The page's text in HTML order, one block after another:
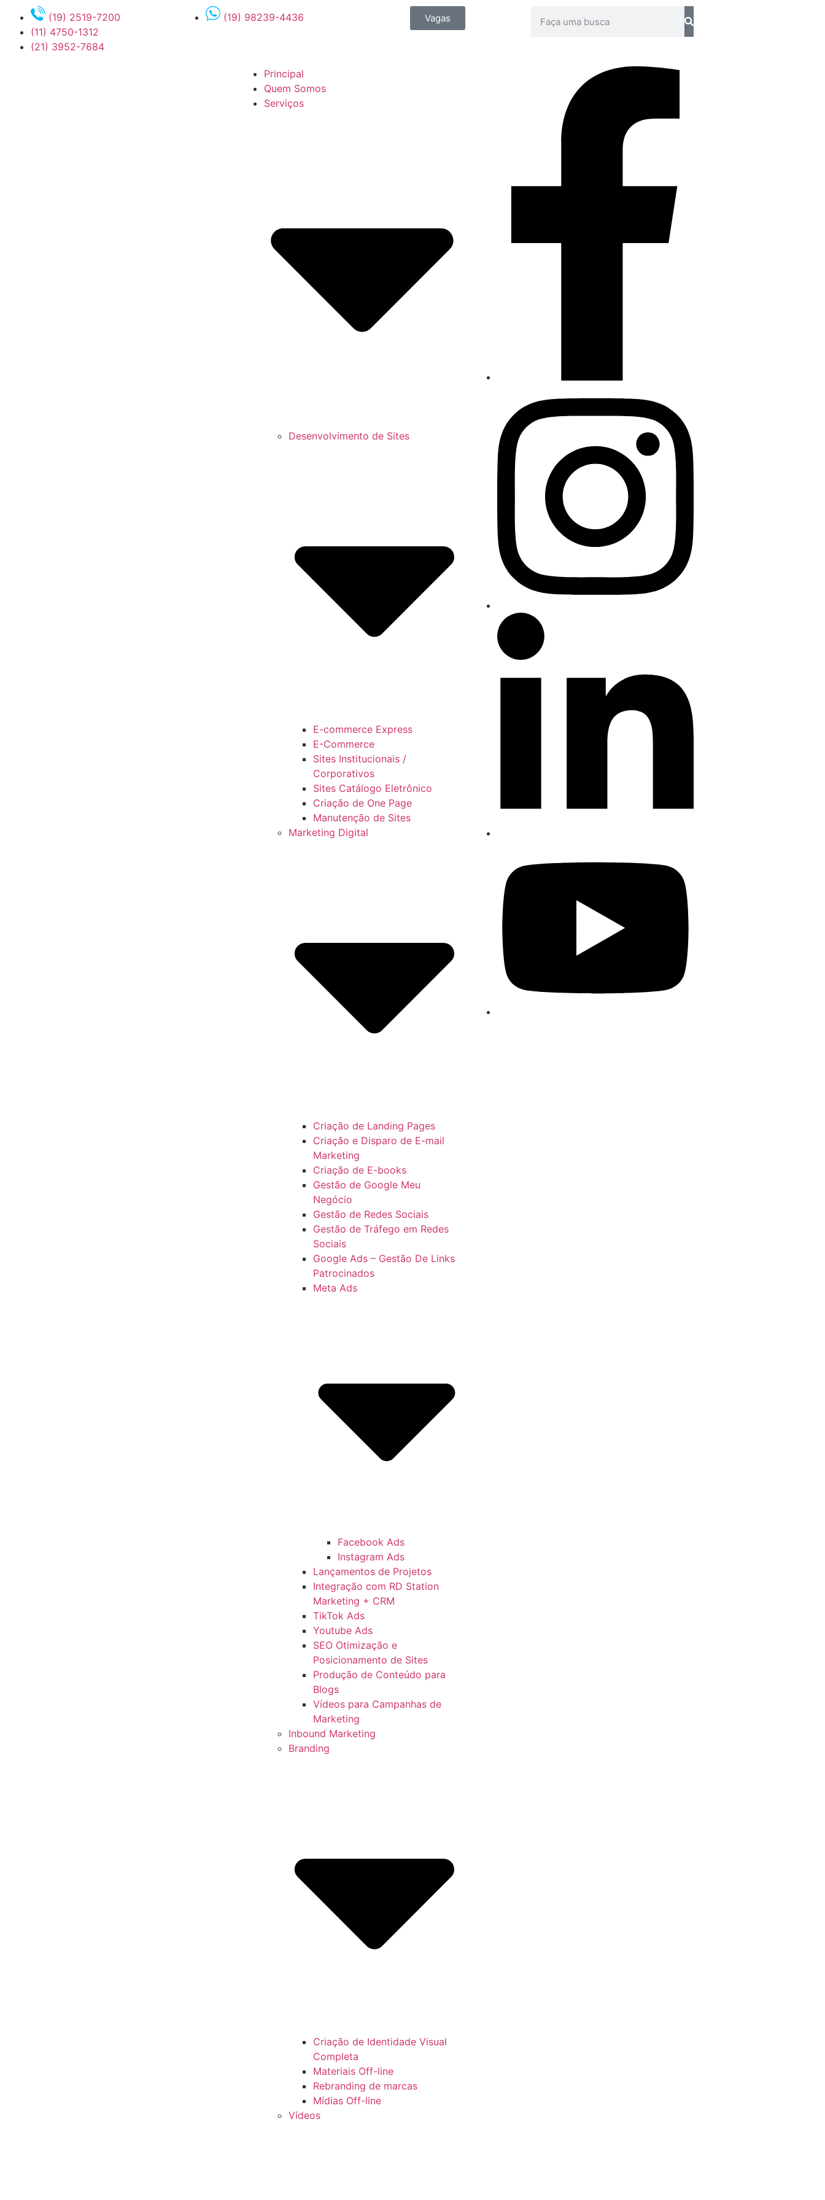
(19) 2519-7200
(11) 4750-1312
(21) 3952-7684
(19) 98239-4436 Vagas
Principal
Quem Somos
Serviços
Desenvolvimento de Sites
E-commerce Express
E-Commerce
Sites Institucionais /
Corporativos
Sites Catálogo Eletrônico
Criação de One Page
Manutenção de Sites
Marketing Digital
Criação de Landing Pages
Criação e Disparo de E-mail
Marketing
Criação de E-books
Gestão de Google Meu
Negócio
Gestão de Redes Sociais
Gestão de Tráfego em Redes
Sociais
Google Ads – Gestão De Links
Patrocinados
Meta Ads
Facebook Ads
Instagram Ads
Lançamentos de Projetos
Integração com RD Station
Marketing + CRM
TikTok Ads
Youtube Ads
SEO Otimização e
Posicionamento de Sites
Produção de Conteúdo para
Blogs
Vídeos para Campanhas de
Marketing
Inbound Marketing
Branding
Criação de Identidade Visual
Completa
Materiais Off-line
Rebranding de marcas
Mídias Off-line
Vídeos